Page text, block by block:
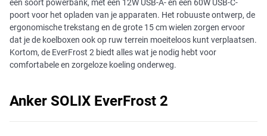
een soort powerbank, met een 12W USB-A- en een 60W USB-C-
poort voor het opladen van je apparaten. Het robuuste ontwerp, de
ergonomische trekstang en de grote 15 cm wielen zorgen ervoor
dat je de koelboxen ook op ruw terrein moeiteloos kunt verplaatsen.
Kortom, de EverFrost 2 biedt alles wat je nodig hebt voor
comfortabele en zorgeloze koeling onderweg.
Anker SOLIX EverFrost 2